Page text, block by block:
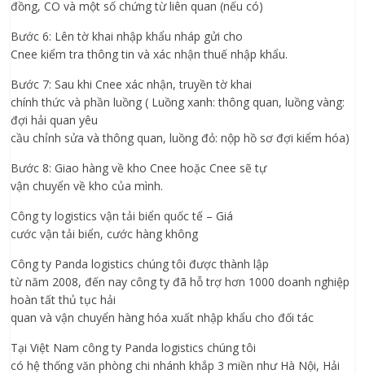
đồng, CO và một số chứng từ liên quan (nếu có)
Bước 6: Lên tờ khai nhập khẩu nháp gửi cho
Cnee kiểm tra thông tin và xác nhận thuế nhập khẩu.
Bước 7: Sau khi Cnee xác nhận, truyền tờ khai
chính thức và phần luồng ( Luồng xanh: thông quan, luồng vàng:
đợi hải quan yêu
cầu chỉnh sửa và thông quan, luồng đỏ: nộp hồ sơ đợi kiểm hóa)
Bước 8: Giao hàng về kho Cnee hoặc Cnee sẽ tự
vận chuyển về kho của mình.
Công ty logistics vận tải biển quốc tế – Giá
cước vận tải biển, cước hàng không
Công ty Panda logistics chúng tôi được thành lập
từ năm 2008, đến nay công ty đã hỗ trợ hơn 1000 doanh nghiệp
hoàn tất thủ tục hải
quan và vận chuyển hàng hóa xuất nhập khẩu cho đối tác
Tại Việt Nam công ty Panda logistics chúng tôi
có hệ thống văn phòng chi nhánh khắp 3 miền như Hà Nội, Hải